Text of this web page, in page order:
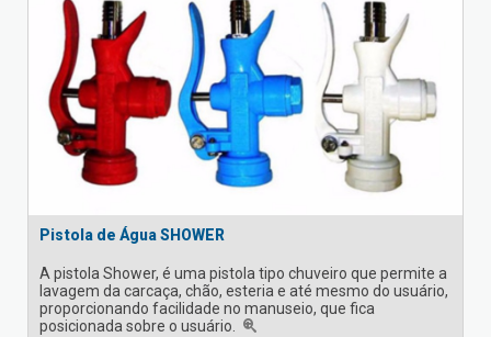
Pistola de Água SHOWER
A pistola Shower, é uma pistola tipo chuveiro que permite a
lavagem da carcaça, chão, esteria e até mesmo do usuário,
proporcionando facilidade no manuseio, que fica
posicionada sobre o usuário.